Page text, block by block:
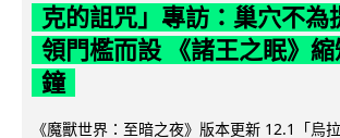
克的詛咒」專訪：巢穴不為
領門檻而設 《諸王之眠》
鐘
《魔獸世界：至暗之夜》版本更新 12.1「烏